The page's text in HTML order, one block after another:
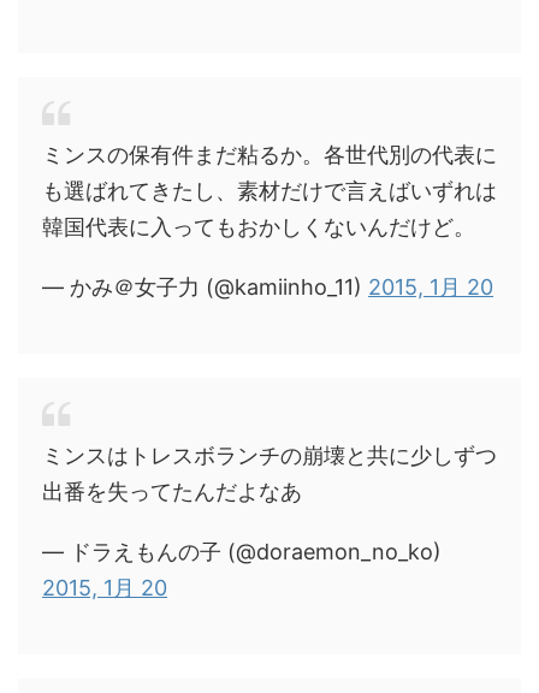
ミンスの保有件まだ粘るか。各世代別の代表に
も選ばれてきたし、素材だけで言えばいずれは
韓国代表に入ってもおかしくないんだけど。
— かみ＠女子力 (@kamiinho_11) 2015, 1月 20
ミンスはトレスボランチの崩壊と共に少しずつ
出番を失ってたんだよなあ
— ドラえもんの子 (@doraemon_no_ko)
2015, 1月 20